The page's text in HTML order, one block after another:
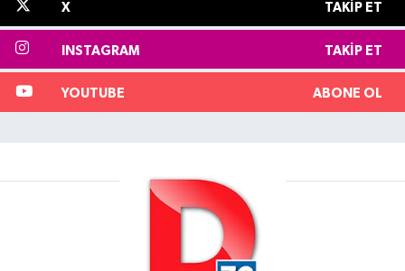
X TAKIP ET
INSTAGRAM TAKIP ET
YOUTUBE ABONE OL